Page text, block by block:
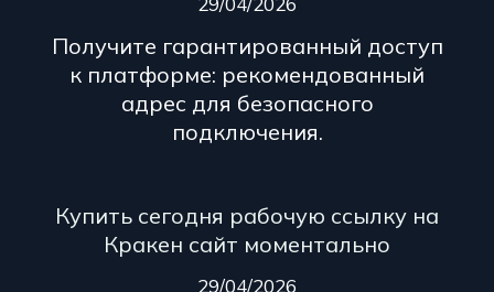
Получите гарантированный доступ
к платформе: рекомендованный
адрес для безопасного
подключения.
Купить сегодня рабочую ссылку на
Кракен сайт моментально
29/04/2026